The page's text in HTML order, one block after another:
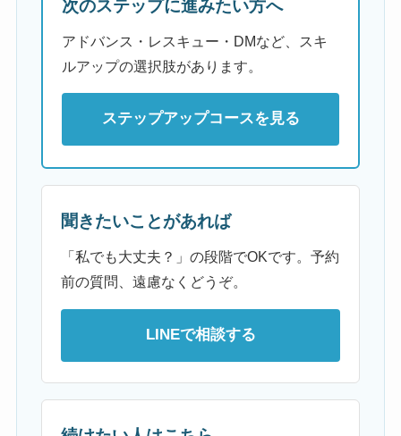
次のステップに進みたい方へ
アドバンス・レスキュー・DMなど、スキ
ルアップの選択肢があります。
ステップアップコースを見る
聞きたいことがあれば
「私でも大丈夫？」の段階でOKです。予約
前の質問、遠慮なくどうぞ。
LINEで相談する